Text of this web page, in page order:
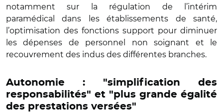
notamment sur la régulation de l’intérim
paramédical dans les établissements de santé,
l’optimisation des fonctions support pour diminuer
les dépenses de personnel non soignant et le
recouvrement des indus des différentes branches.
Autonomie : "simplification des
responsabilités" et "plus grande égalité
des prestations versées"